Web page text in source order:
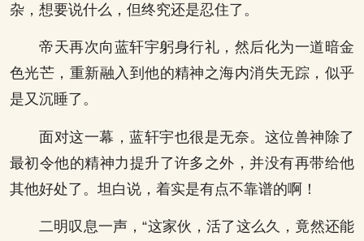
杂，想要说什么，但终究还是忍住了。
帝天再次向蓝轩宇躬身行礼，然后化为一道暗金
色光芒，重新融入到他的精神之海内消失无踪，似乎
是又沉睡了。
面对这一幕，蓝轩宇也很是无奈。这位兽神除了
最初令他的精神力提升了许多之外，并没有再带给他
其他好处了。坦白说，着实是有点不靠谱的啊！
二明叹息一声，“这家伙，活了这么久，竟然还能